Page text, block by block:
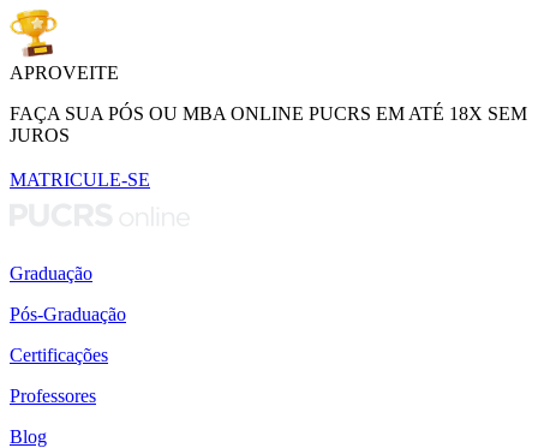
APROVEITE
FAÇA SUA PÓS OU MBA ONLINE PUCRS EM ATÉ 18X SEM
JUROS
MATRICULE-SE
Graduação
Pós-Graduação
Certificações
Professores
Blog